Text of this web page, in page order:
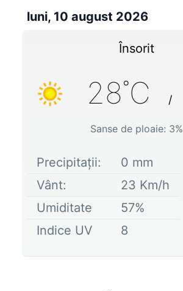
luni, 10 august 2026
Însorit
28˚C /
Sanse de ploaie: 3%
Precipitații: 0 mm
Vânt:
23 Km/h
Umiditate
57%
Indice UV
8